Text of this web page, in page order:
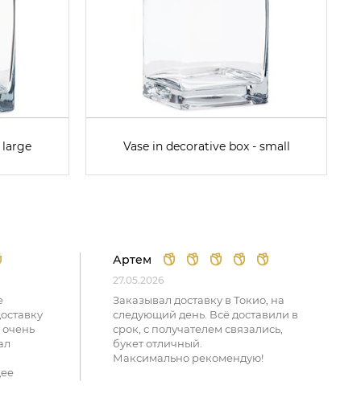
large Vase in decorative box - small
Артем
27.05.2026
Заказывал доставку в Токио, на
следующий день. Всё доставили в
срок, с получателем связались,
букет отличный.
Максимально рекомендую!